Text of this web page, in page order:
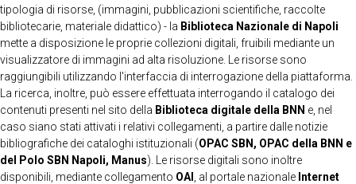
tipologia di risorse, (immagini, pubblicazioni scientifiche, raccolte
bibliotecarie, materiale didattico) - la Biblioteca Nazionale di Napoli
mette a disposizione le proprie collezioni digitali, fruibili mediante un
visualizzatore di immagini ad alta risoluzione. Le risorse sono
raggiungibili utilizzando l'interfaccia di interrogazione della piattaforma.
La ricerca, inoltre, può essere effettuata interrogando il catalogo dei
contenuti presenti nel sito della Biblioteca digitale della BNN e, nel
caso siano stati attivati i relativi collegamenti, a partire dalle notizie
bibliografiche dei cataloghi istituzionali (OPAC SBN, OPAC della BNN e
del Polo SBN Napoli, Manus). Le risorse digitali sono inoltre
disponibili, mediante collegamento OAI , al portale nazionale Internet